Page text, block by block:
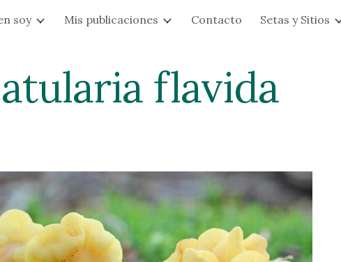
content Skip to navigation
soy Mis publicaciones Contacto Setas y Sitios
flavida